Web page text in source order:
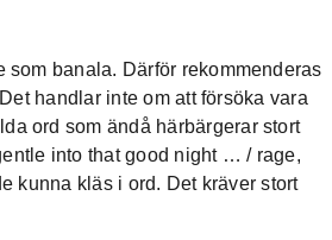
som banala. Därför rekommenderas
handlar inte om att försöka vara
ord som ändå härbärgerar stort
into that good night … / rage,
kunna kläs i ord. Det kräver stort